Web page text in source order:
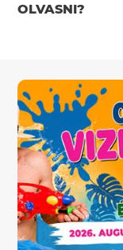
OLVASNI?